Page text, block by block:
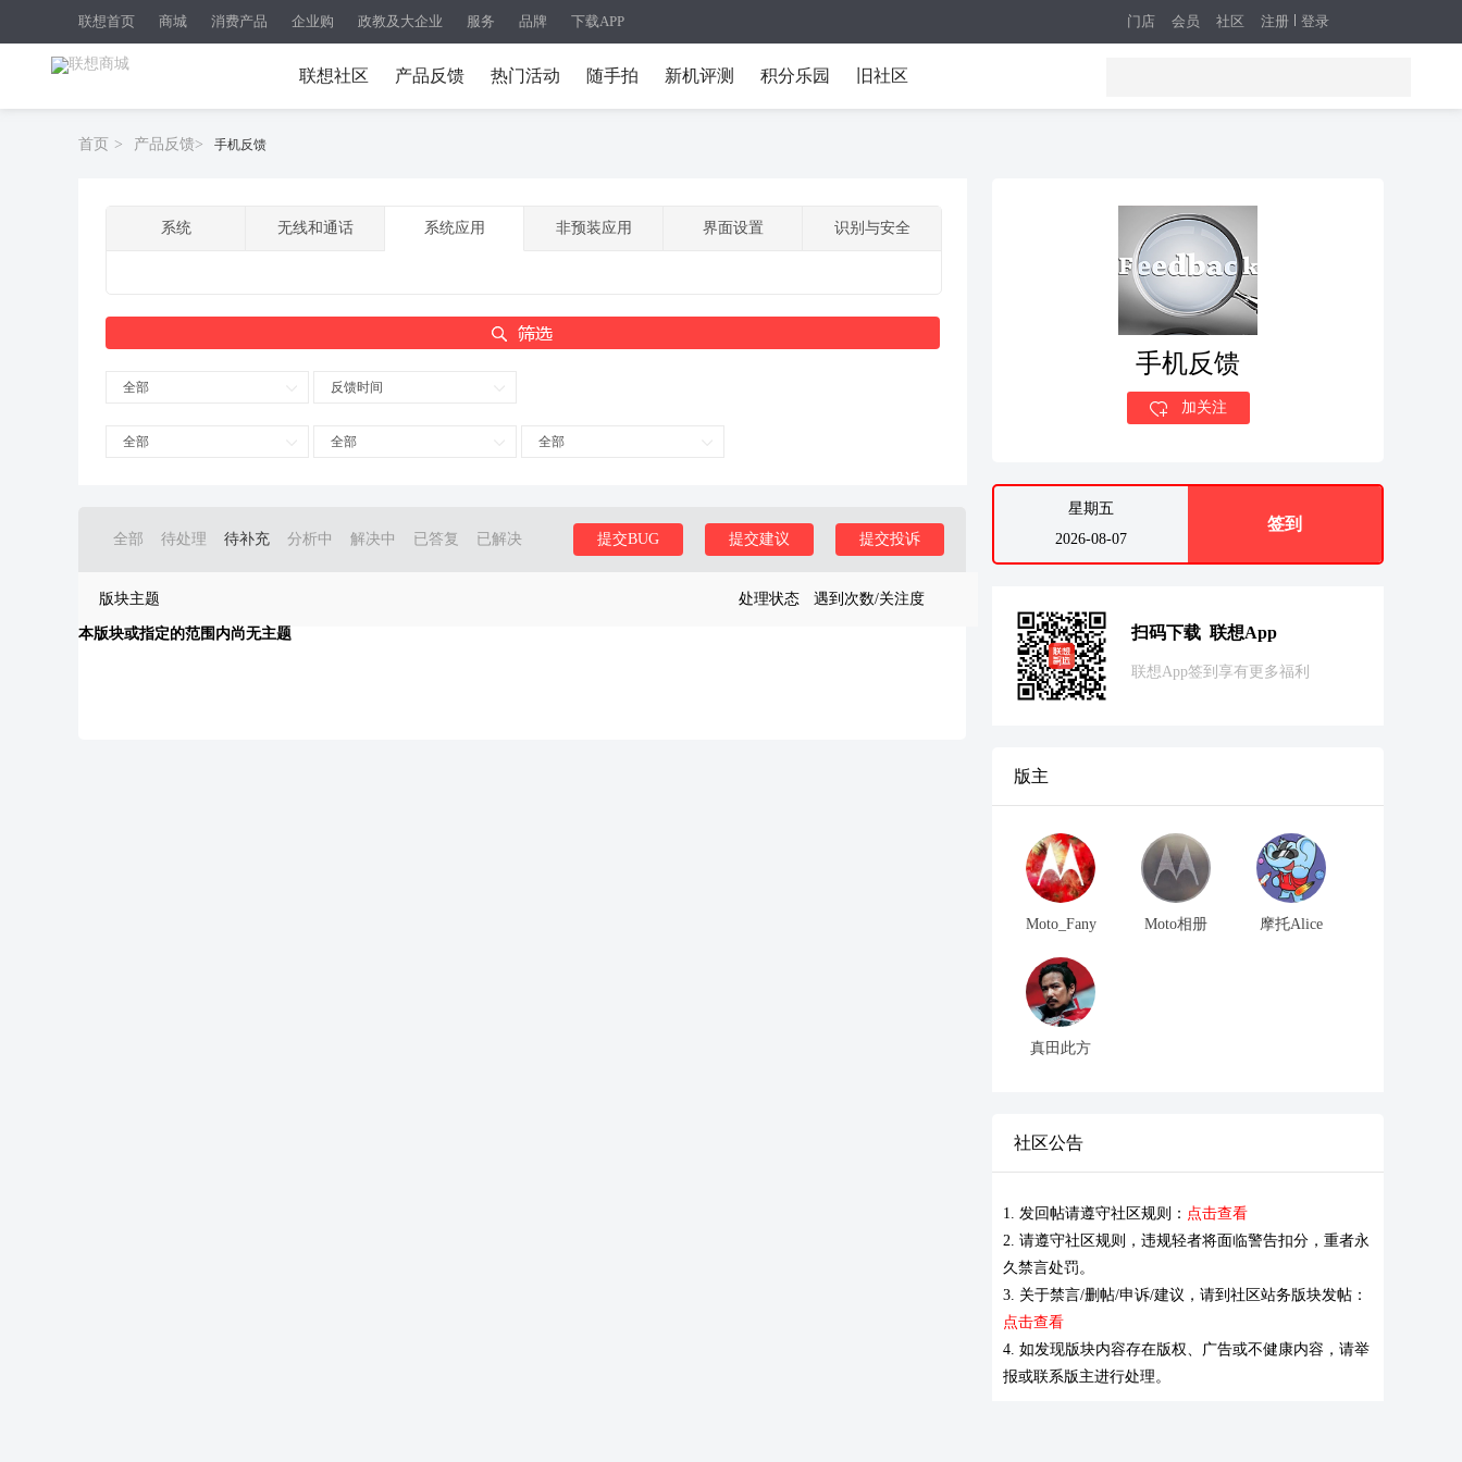
联想首页 商城 消费产品 企业购 政教及大企业 服务 品牌 下载APP 注册 登录
门店 会员 社区
联想社区 产品反馈 热门活动 随手拍 新机评测 积分乐园 旧社区
首页 > 产品反馈> 手机反馈
系统 无线和通话 系统应用 非预装应用 界面设置 识别与安全
全部 反馈时间
全部 全部 全部
全部 待处理 待补充 分析中 解决中 已答复 已解决 提交投诉
提交建议
提交BUG
版块主题 处理状态 遇到次数/关注度
本版块或指定的范围内尚无主题
手机反馈
加关注
星期五
2026-08-07
签到
扫码下载 联想App
联想App签到享有更多福利
版主
Moto_Fany Moto相册 摩托Alice
真田此方
社区公告
1. 发回帖请遵守社区规则： 点击查看
2. 请遵守社区规则，违规轻者将面临警告扣分，重者永
久禁言处罚。
3. 关于禁言/删帖/申诉/建议，请到社区站务版块发帖：
点击查看
4. 如发现版块内容存在版权、广告或不健康内容，请举
报或联系版主进行处理。